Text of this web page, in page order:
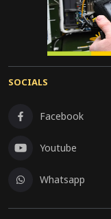
SOCIALS
Facebook
Youtube
Whatsapp